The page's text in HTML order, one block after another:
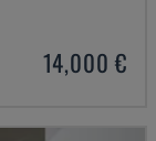
14,000 €